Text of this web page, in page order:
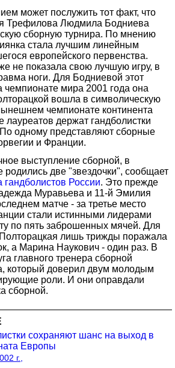
может послужить тот факт, что
Трефилова Людмила Бодниева
сборную турнира. По мнению
стала лучшим линейным
европейского первенства.
не показала свою лучшую игру, в
ноги. Для Бодниевой этот
чемпионате мира 2001 года она
вошла в символическую
чемпионате континента
лауреатов держат гандболистки
одному представляют сборные
и Франции.
выступление сборной, в
родились две "звездочки", сообщает
России. Это прежде
Муравьева и 11-й Эмилия
матче - за третье место
стали истинными лидерами
по пять заброшенных мячей. Для
лишь трижды поражала
а Марина Наукович - один раз. В
главного тренера сборной
который доверил двум молодым
роли. И они оправдали
сборной.
сохраняют шанс на выход в
Европы
г.,